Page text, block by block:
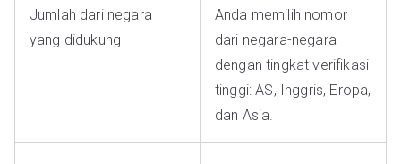
Jumlah dari negara
yang didukung
Anda memilih nomor
dari negara-negara
dengan tingkat verifikasi
tinggi: AS, Inggris, Eropa,
dan Asia.